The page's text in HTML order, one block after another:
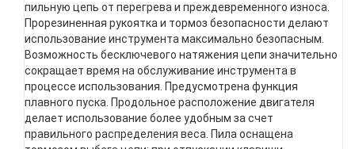
пильную цепь от перегрева и преждевременного износа.
Прорезиненная рукоятка и тормоз безопасности делают
использование инструмента максимально безопасным.
Возможность бесключевого натяжения цепи значительно
сокращает время на обслуживание инструмента в
процессе использования. Предусмотрена функция
плавного пуска. Продольное расположение двигателя
делает использование более удобным за счет
правильного распределения веса. Пила оснащена